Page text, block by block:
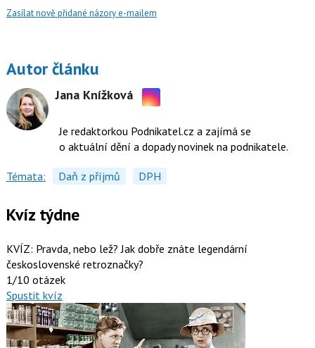
Zasílat nově přidané názory e-mailem
Autor článku
Jana Knížková
Sdílejte
Instagramu
Je redaktorkou Podnikatel.cz a zajímá se
o aktuální dění a dopady novinek na podnikatele.
Témata: Daň z příjmů DPH
Kvíz týdne
KVÍZ: Pravda, nebo lež? Jak dobře znáte legendární
československé retroznačky?
1/10 otázek
Spustit kvíz